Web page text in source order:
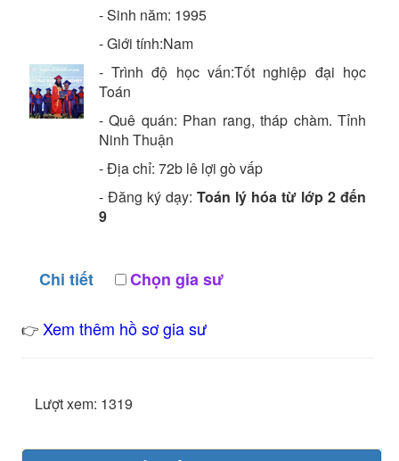
- Sinh năm: 1995
- Giới tính:Nam
- Trình độ học vấn:Tốt nghiệp đại học
Toán
- Quê quán: Phan rang, tháp chàm. Tỉnh
Ninh Thuận
- Địa chỉ: 72b lê lợi gò vấp
- Đăng ký dạy: Toán lý hóa từ lớp 2 đến
9
Chi tiết Chọn gia sư
👉 Xem thêm hồ sơ gia sư
Lượt xem: 1319